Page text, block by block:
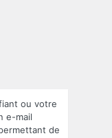
ou votre
e-mail
de